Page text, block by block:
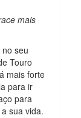
mais
seu
Touro
mais forte
para ir
para
sua vida.